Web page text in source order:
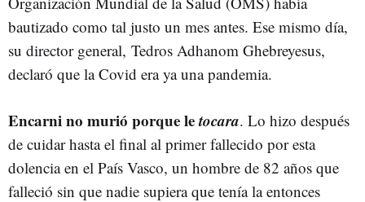
bautizado como tal justo un mes antes. Ese mismo día,
su director general, Tedros Adhanom Ghebreyesus,
declaró que la Covid era ya una pandemia.
Encarni no murió porque letocara. Lo hizo después
de cuidar hasta el final al primer fallecido por esta
dolencia en el País Vasco, un hombre de 82 años que
falleció sin que nadie supiera que tenía la entonces